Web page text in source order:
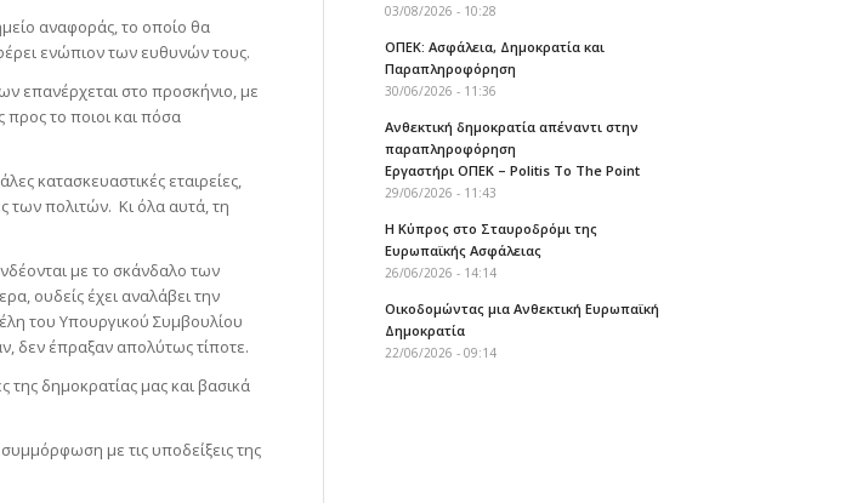
αναφοράς, το οποίο θα
ενώπιον των ευθυνών τους.
επανέρχεται στο προσκήνιο, με
το ποιοι και πόσα
κατασκευαστικές εταιρείες,
των πολιτών. Κι όλα αυτά, τη
με το σκάνδαλο των
ουδείς έχει αναλάβει την
του Υπουργικού Συμβουλίου
δεν έπραξαν απολύτως τίποτε.
δημοκρατίας μας και βασικά
με τις υποδείξεις της
03/08/2026 - 10:28
ΟΠΕΚ: Ασφάλεια, Δημοκρατία και
Παραπληροφόρηση
30/06/2026 - 11:36
Ανθεκτική δημοκρατία απέναντι στην
παραπληροφόρηση
Εργαστήρι ΟΠΕΚ – Politis To The Point
29/06/2026 - 11:43
Η Κύπρος στο Σταυροδρόμι της
Ευρωπαϊκής Ασφάλειας
26/06/2026 - 14:14
Οικοδομώντας μια Ανθεκτική Ευρωπαϊκή
Δημοκρατία
22/06/2026 - 09:14